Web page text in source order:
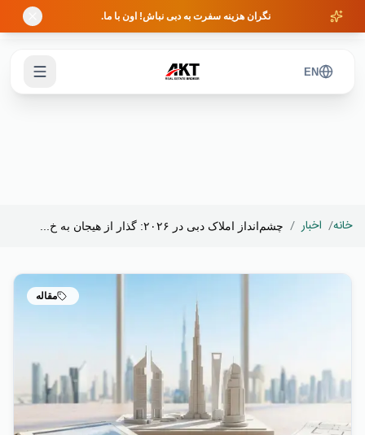
Skip to main contentنگران هزینه سفرت به دبی نباش! اون با ما.
EN
خانه/ اخبار / چشم‌انداز املاک دبی در ۲۰۲۶: گذار از هیجان به خ...
مقاله